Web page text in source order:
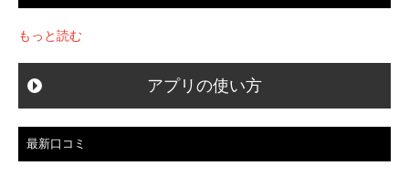
もっと読む
アプリの使い方
最新口コミ